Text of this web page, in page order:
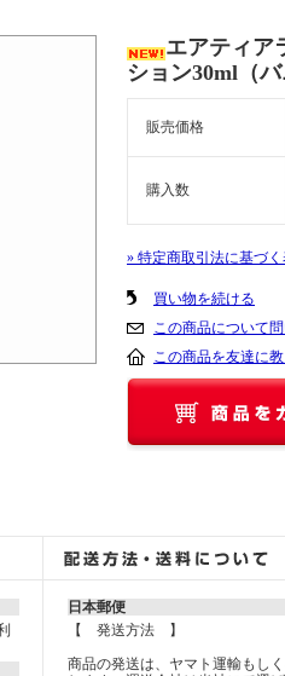
エアティア
ション30ml（バ
販売価格
購入数
» 特定商取引法に基づ
買い物を続ける
この商品について
この商品を友達に
日本郵便
【 発送方法 】
商品の発送は、ヤマト運輸もし